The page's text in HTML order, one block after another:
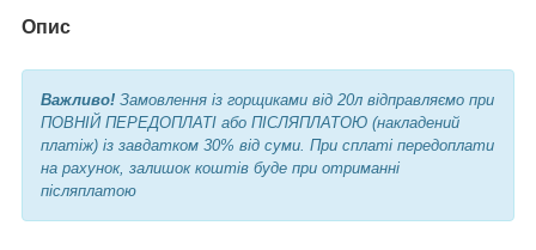
Опис
Важливо! Замовлення із горщиками від 20л відправляємо при
ПОВНІЙ ПЕРЕДОПЛАТІ або ПІСЛЯПЛАТОЮ (накладений
платіж) із завдатком 30% від суми. При сплаті передоплати
на рахунок, залишок коштів буде при отриманні
післяплатою